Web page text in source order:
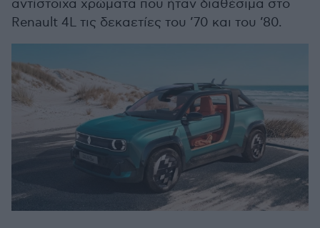
αντίστοιχα χρώματα που ήταν διαθέσιμα στο
Renault 4L τις δεκαετίες του ’70 και του ’80.